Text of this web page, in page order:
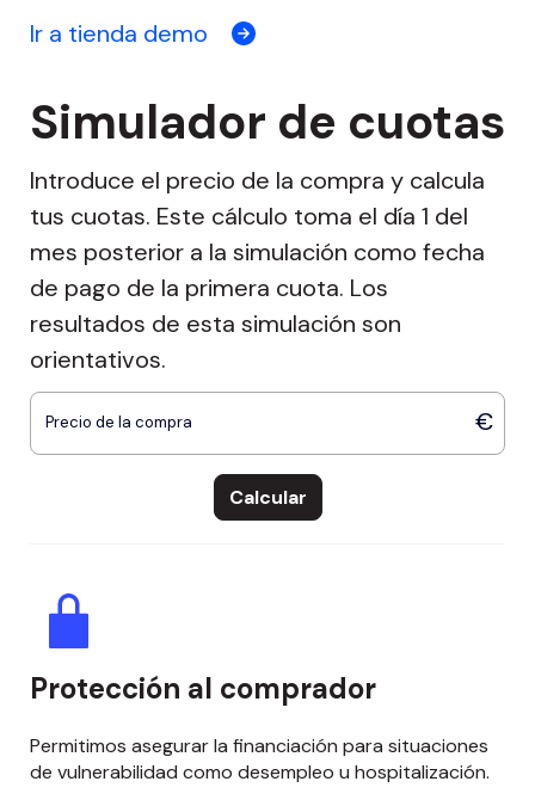
Ir a tienda demo
Simulador de cuotas
Introduce el precio de la compra y calcula
tus cuotas. Este cálculo toma el día 1 del
mes posterior a la simulación como fecha
de pago de la primera cuota. Los
resultados de esta simulación son
orientativos.
Precio de la compra
Calcular
Protección al comprador
Permitimos asegurar la financiación para situaciones
de vulnerabilidad como desempleo u hospitalización.